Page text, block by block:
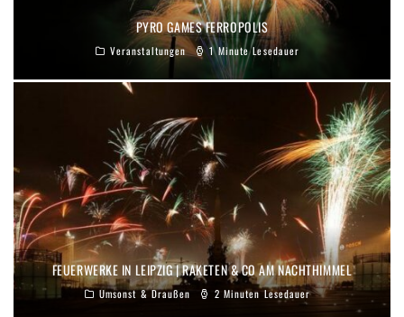
PYRO GAMES FERROPOLIS
Veranstaltungen 1 Minute Lesedauer
FEUERWERKE IN LEIPZIG | RAKETEN & CO AM NACHTHIMMEL
Umsonst & Draußen 2 Minuten Lesedauer